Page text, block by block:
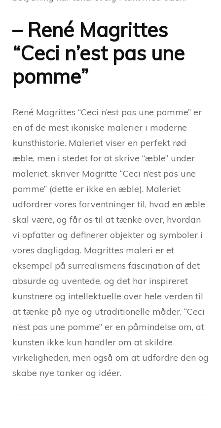
– René Magrittes
“Ceci n’est pas une
pomme”
René Magrittes “Ceci n’est pas une pomme” er
en af de mest ikoniske malerier i moderne
kunsthistorie. Maleriet viser en perfekt rød
æble, men i stedet for at skrive “æble” under
maleriet, skriver Magritte “Ceci n’est pas une
pomme” (dette er ikke en æble). Maleriet
udfordrer vores forventninger til, hvad en æble
skal være, og får os til at tænke over, hvordan
vi opfatter og definerer objekter og symboler i
vores dagligdag. Magrittes maleri er et
eksempel på surrealismens fascination af det
absurde og uventede, og det har inspireret
kunstnere og intellektuelle over hele verden til
at tænke på nye og utraditionelle måder. “Ceci
n’est pas une pomme” er en påmindelse om, at
kunsten ikke kun handler om at skildre
virkeligheden, men også om at udfordre den og
skabe nye tanker og idéer.